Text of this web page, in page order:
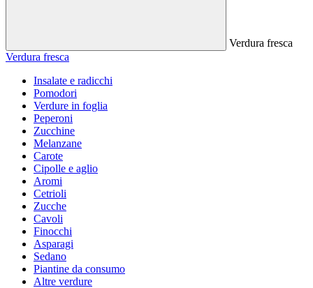
Verdura fresca
Verdura fresca
Insalate e radicchi
Pomodori
Verdure in foglia
Peperoni
Zucchine
Melanzane
Carote
Cipolle e aglio
Aromi
Cetrioli
Zucche
Cavoli
Finocchi
Asparagi
Sedano
Piantine da consumo
Altre verdure